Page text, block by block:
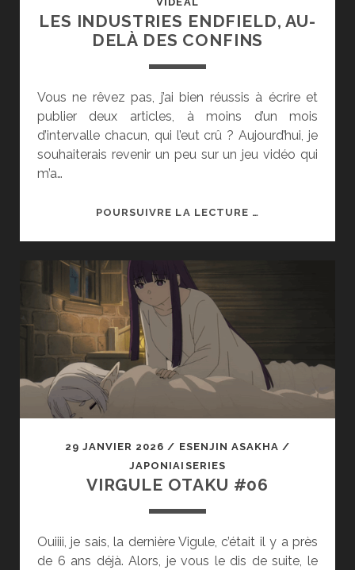
LES INDUSTRIES ENDFIELD, AU-
DELÀ DES CONFINS
Vous ne rêvez pas, j’ai bien réussis à écrire et
publier deux articles, à moins d’un mois
d’intervalle chacun, qui l’eut crû ? Aujourd’hui, je
souhaiterais revenir un peu sur un jeu vidéo qui
m’a…
POURSUIVRE LA LECTURE …
29 JANVIER 2026 / ESENJIN ASAKHA /
JAPONIAISERIES
VIRGULE OTAKU #06
Ouiiii, je sais, la dernière Vigule, c’était il y a près
de 6 ans déjà. Alors, je vous le dis de suite, le